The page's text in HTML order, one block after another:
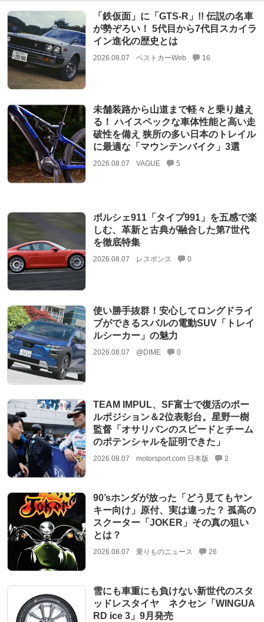
「鉄仮面」に「GTS-R」!! 伝説の名車
が勢ぞろい！ 5代目から7代目スカイラ
イン進化の歴史とは
2026.08.07 ベストカーWeb 16
未舗装路から山道まで軽々と乗り越え
る！ ハイスペックな車体性能と高い走
破性を備え 狭所の多い日本のトレイル
に最適な「マウンテンバイク」3選
2026.08.07 VAGUE 5
ポルシェ911「タイプ991」を五感で楽
しむ、革新と古典が融合した第7世代
を徹底特集
2026.08.07 レスポンス 0
使い勝手抜群！安心してロングドライ
ブができるスバルの電動SUV「トレイ
ルシーカー」の魅力
2026.08.07 @DIME 0
TEAM IMPUL、SF富士で復活のポー
ルポジション＆2位表彰台。星野一樹
監督「オサリバンのスピードとチーム
のポテンシャルを証明できた」
2026.08.07 motorsport.com 日本版 2
90’sホンダが放った「どう見てもヤン
キー向け」原付、実は違った？ 孤高の
スクーター「JOKER」その真の狙い
とは？
2026.08.07 乗りものニュース 26
雪にも車重にも負けない新世代のスタ
ッドレスタイヤ ネクセン「WINGUA
RD ice 3」9月発売